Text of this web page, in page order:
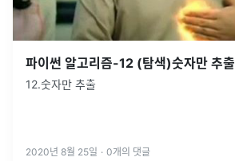
파이썬 알고리즘-12 (탐색)숫자만 추출
12.숫자만 추출
2020년 8월 25일 · 0개의 댓글